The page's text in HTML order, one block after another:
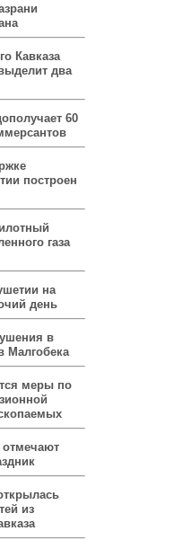
Кавказа
два
60
построен
газа
на
день
в
Малгобека
меры по
из